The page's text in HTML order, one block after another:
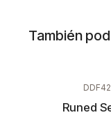
También
Runed